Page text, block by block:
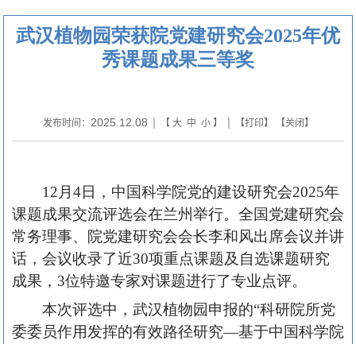
武汉植物园荣获院党建研究会2025年优
秀课题成果三等奖
发布时间： 2025.12.08 | 【 大 中 小】 | 【打印】 【关闭】
12月4日，中国科学院党的建设研究会2025年
课题成果交流评选会在兰州举行。全国党建研究会
常务理事、院党建研究会会长李和风出席会议并讲
话，会议收录了近30项重点课题及自选课题研究
成果，3位特邀专家对课题进行了专业点评。
本次评选中，武汉植物园申报的“科研院所党
委委员作用发挥的有效路径研究—基于中国科学院